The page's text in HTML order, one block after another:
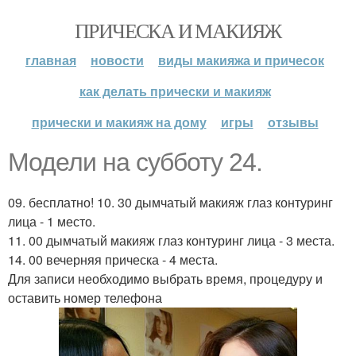
ПРИЧЕСКА И МАКИЯЖ
главная новости
виды макияжа и причесок
как делать прически и макияж
прически и макияж на дому
игры отзывы
Модели на субботу 24.
09. бесплатно! 10. 30 дымчатый макияж глаз контуринг
лица - 1 место.
11. 00 дымчатый макияж глаз контуринг лица - 3 места.
14. 00 вечерняя прическа - 4 места.
Для записи необходимо выбрать время, процедуру и
оставить номер телефона